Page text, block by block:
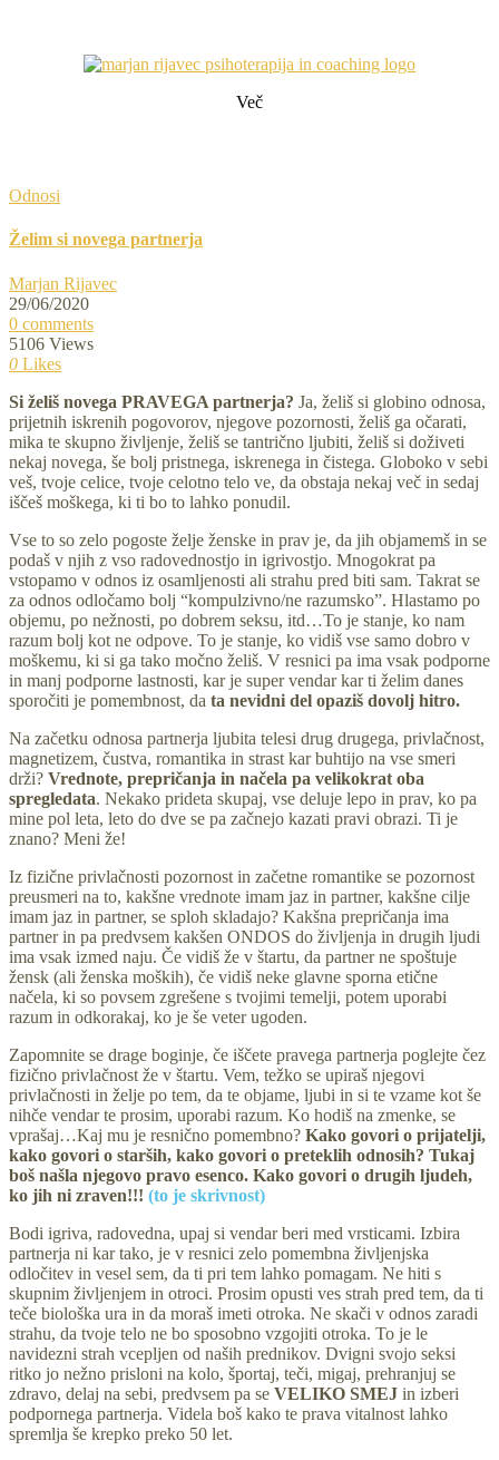
Več
Odnosi
Želim si novega partnerja
Marjan Rijavec
29/06/2020
0 comments
5106 Views
0 Likes
Si želiš novega PRAVEGA partnerja? Ja, želiš si globino odnosa,
prijetnih iskrenih pogovorov, njegove pozornosti, želiš ga očarati,
mika te skupno življenje, želiš se tantrično ljubiti, želiš si doživeti
nekaj novega, še bolj pristnega, iskrenega in čistega. Globoko v sebi
veš, tvoje celice, tvoje celotno telo ve, da obstaja nekaj več in sedaj
iščeš moškega, ki ti bo to lahko ponudil.
Vse to so zelo pogoste želje ženske in prav je, da jih objamemš in se
podaš v njih z vso radovednostjo in igrivostjo. Mnogokrat pa
vstopamo v odnos iz osamljenosti ali strahu pred biti sam. Takrat se
za odnos odločamo bolj “kompulzivno/ne razumsko”. Hlastamo po
objemu, po nežnosti, po dobrem seksu, itd…To je stanje, ko nam
razum bolj kot ne odpove. To je stanje, ko vidiš vse samo dobro v
moškemu, ki si ga tako močno želiš. V resnici pa ima vsak podporne
in manj podporne lastnosti, kar je super vendar kar ti želim danes
sporočiti je pomembnost, da ta nevidni del opaziš dovolj hitro.
Na začetku odnosa partnerja ljubita telesi drug drugega, privlačnost,
magnetizem, čustva, romantika in strast kar buhtijo na vse smeri
drži? Vrednote, prepričanja in načela pa velikokrat oba
spregledata. Nekako prideta skupaj, vse deluje lepo in prav, ko pa
mine pol leta, leto do dve se pa začnejo kazati pravi obrazi. Ti je
znano? Meni že!
Iz fizične privlačnosti pozornost in začetne romantike se pozornost
preusmeri na to, kakšne vrednote imam jaz in partner, kakšne cilje
imam jaz in partner, se sploh skladajo? Kakšna prepričanja ima
partner in pa predvsem kakšen ONDOS do življenja in drugih ljudi
ima vsak izmed naju. Če vidiš že v štartu, da partner ne spoštuje
žensk (ali ženska moških), če vidiš neke glavne sporna etične
načela, ki so povsem zgrešene s tvojimi temelji, potem uporabi
razum in odkorakaj, ko je še veter ugoden.
Zapomnite se drage boginje, če iščete pravega partnerja poglejte čez
fizično privlačnost že v štartu. Vem, težko se upiraš njegovi
privlačnosti in želje po tem, da te objame, ljubi in si te vzame kot še
nihče vendar te prosim, uporabi razum. Ko hodiš na zmenke, se
vprašaj…Kaj mu je resnično pomembno? Kako govori o prijatelji,
kako govori o starših, kako govori o preteklih odnosih? Tukaj
boš našla njegovo pravo esenco. Kako govori o drugih ljudeh,
ko jih ni zraven!!! (to je skrivnost)
Bodi igriva, radovedna, upaj si vendar beri med vrsticami. Izbira
partnerja ni kar tako, je v resnici zelo pomembna življenjska
odločitev in vesel sem, da ti pri tem lahko pomagam. Ne hiti s
skupnim življenjem in otroci. Prosim opusti ves strah pred tem, da ti
teče biološka ura in da moraš imeti otroka. Ne skači v odnos zaradi
strahu, da tvoje telo ne bo sposobno vzgojiti otroka. To je le
navidezni strah vcepljen od naših prednikov. Dvigni svojo seksi
ritko jo nežno prisloni na kolo, športaj, teči, migaj, prehranjuj se
zdravo, delaj na sebi, predvsem pa se VELIKO SMEJ in izberi
podpornega partnerja. Videla boš kako te prava vitalnost lahko
spremlja še krepko preko 50 let.
REZERVIRAJTE SVOJ TERMIN